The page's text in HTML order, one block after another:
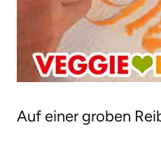
Auf einer groben